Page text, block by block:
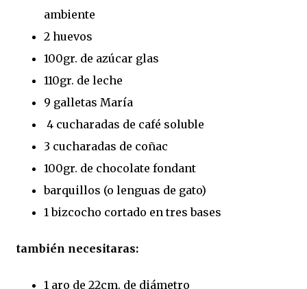
ambiente
2 huevos
100gr. de azúcar glas
110gr. de leche
9 galletas María
4 cucharadas de café soluble
3 cucharadas de coñac
100gr. de chocolate fondant
barquillos (o lenguas de gato)
1 bizcocho cortado en tres bases
también necesitaras:
1 aro de 22cm. de diámetro